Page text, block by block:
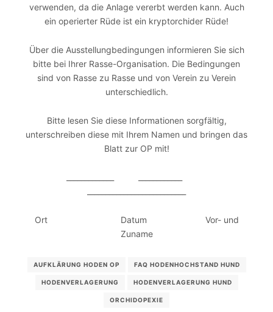
verwenden, da die Anlage vererbt werden kann. Auch
ein operierter Rüde ist ein kryptorchider Rüde!
Über die Ausstellungbedingungen informieren Sie sich
bitte bei Ihrer Rasse-Organisation. Die Bedingungen
sind von Rasse zu Rasse und von Verein zu Verein
unterschiedlich.
Bitte lesen Sie diese Informationen sorgfältig,
unterschreiben diese mit Ihrem Namen und bringen das
Blatt zur OP mit!
Ort Datum Vor- und
Zuname
AUFKLÄRUNG HODEN OP FAQ HODENHOCHSTAND HUND
HODENVERLAGERUNG HODENVERLAGERUNG HUND
ORCHIDOPEXIE